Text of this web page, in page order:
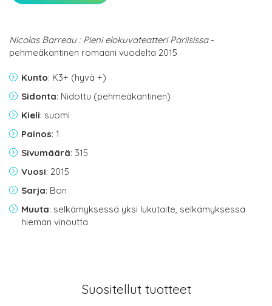
Nicolas Barreau : Pieni elokuvateatteri Pariisissa-
pehmeäkantinen romaani vuodelta 2015
Kunto: K3+ (hyvä +)
Sidonta: Nidottu (pehmeäkantinen)
Kieli: suomi
Painos: 1
Sivumäärä: 315
Vuosi: 2015
Sarja: Bon
Muuta: selkämyksessä yksi lukutaite, selkämyksessä
hieman vinoutta
Suositellut tuotteet